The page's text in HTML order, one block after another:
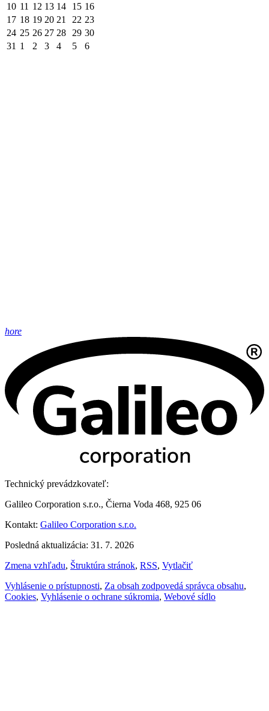
10 11 12 13 14 15 16
17 18 19 20 21 22 23
24 25 26 27 28 29 30
31 1 2 3 4 5 6
hore
Technický prevádzkovateľ:
Galileo Corporation s.r.o., Čierna Voda 468, 925 06
Kontakt: Galileo Corporation s.r.o.
Posledná aktualizácia: 31. 7. 2026
Zmena vzhľadu, Štruktúra stránok, RSS, Vytlačiť
Vyhlásenie o prístupnosti, Za obsah zodpovedá správca obsahu,
Cookies, Vyhlásenie o ochrane súkromia, Webové sídlo